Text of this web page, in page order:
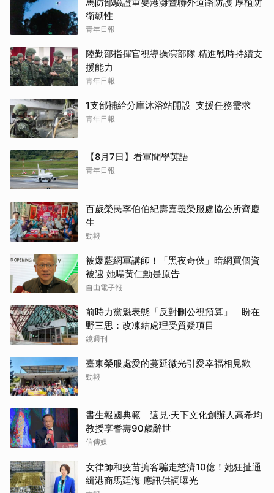
衛韌性
青年日報
陸勤部指揮官視導操演部隊 精進戰時持續支
援能力
青年日報
1支部補給分庫沐浴站開設 支援任務需求
青年日報
【8月7日】看軍聞學英語
青年日報
百歲榮民李伯伯紀壽嘉義榮服處協公所齊慶
生
勁報
被爆藍網軍講師！「黑夜奇俠」暗網買個資
被逮 她曝黃仁勳是原告
自由電子報
前時力黨魁表態「反對刪公視預算」 盼在
野三思：改凍結處理受質疑項目
鏡週刊
臺東榮服處愛的蔓延微光引愛幸福相見歡
勁報
書生報國典範 遠見‧天下文化創辦人高希均
教授享耆壽90歲辭世
信傳媒
女律師和疫苗掮客騙走慈濟10億！她狂扯通
緝港商馬廷海 應訊供詞曝光